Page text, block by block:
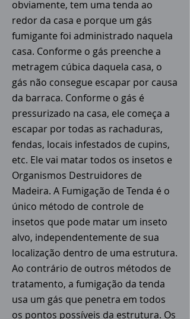
obviamente, tem uma tenda ao
redor da casa e porque um gás
fumigante foi administrado naquela
casa. Conforme o gás preenche a
metragem cúbica daquela casa, o
gás não consegue escapar por causa
da barraca. Conforme o gás é
pressurizado na casa, ele começa a
escapar por todas as rachaduras,
fendas, locais infestados de cupins,
etc. Ele vai matar todos os insetos e
Organismos Destruidores de
Madeira. A Fumigação de Tenda é o
único método de controle de
insetos que pode matar um inseto
alvo, independentemente de sua
localização dentro de uma estrutura.
Ao contrário de outros métodos de
tratamento, a fumigação da tenda
usa um gás que penetra em todos
os pontos possíveis da estrutura. Os